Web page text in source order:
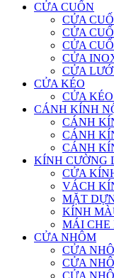
CỬA CUỐN
CỬA
CỬA
CỬA
CỬA
CỬA
CỬA KÉO
CỬA
CÁNH KÍNH
CÁNH
CÁNH
CÁNH
KÍNH CƯỜNG
CỬA
VÁCH
MẶT
KÍNH
MÁI CHE
CỬA NHÔM
CỬA
CỬA